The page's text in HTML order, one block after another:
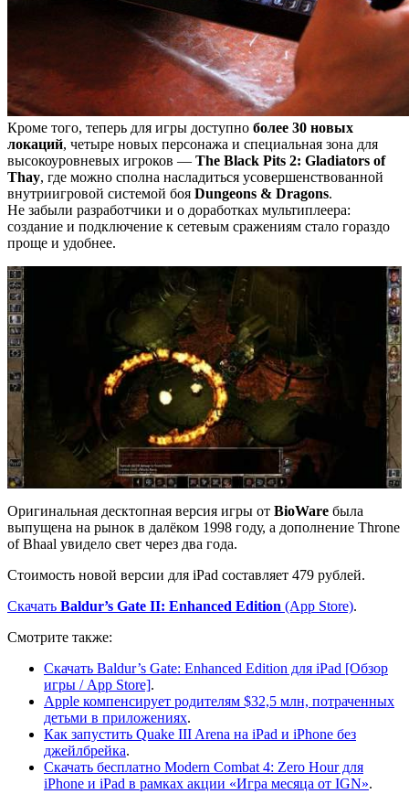
Кроме того, теперь для игры доступно более 30 новых
локаций, четыре новых персонажа и специальная зона для
высокоуровневых игроков — The Black Pits 2: Gladiators of
Thay, где можно сполна насладиться усовершенствованной
внутриигровой системой боя Dungeons & Dragons.
Не забыли разработчики и о доработках мультиплеера:
создание и подключение к сетевым сражениям стало гораздо
проще и удобнее.
Оригинальная десктопная версия игры от BioWare была
выпущена на рынок в далёком 1998 году, а дополнение Throne
of Bhaal увидело свет через два года.
Стоимость новой версии для iPad составляет 479 рублей.
Скачать Baldur’s Gate II: Enhanced Edition (App Store).
Смотрите также:
Скачать Baldur’s Gate: Enhanced Edition для iPad [Обзор
игры / App Store].
Apple компенсирует родителям $32,5 млн, потраченных
детьми в приложениях.
Как запустить Quake III Arena на iPad и iPhone без
джейлбрейка.
Скачать бесплатно Modern Combat 4: Zero Hour для
iPhone и iPad в рамках акции «Игра месяца от IGN».